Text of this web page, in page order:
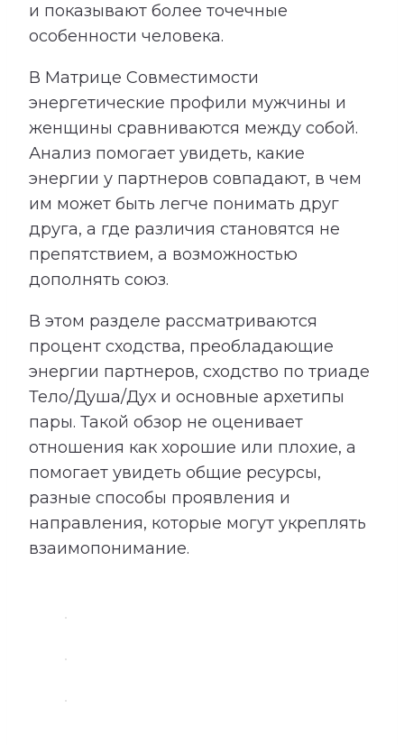
и показывают более точечные
особенности человека.
В Матрице Совместимости
энергетические профили мужчины и
женщины сравниваются между собой.
Анализ помогает увидеть, какие
энергии у партнеров совпадают, в чем
им может быть легче понимать друг
друга, а где различия становятся не
препятствием, а возможностью
дополнять союз.
В этом разделе рассматриваются
процент сходства, преобладающие
энергии партнеров, сходство по триаде
Тело/Душа/Дух и основные архетипы
пары. Такой обзор не оценивает
отношения как хорошие или плохие, а
помогает увидеть общие ресурсы,
разные способы проявления и
направления, которые могут укреплять
взаимопонимание.